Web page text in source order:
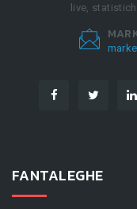
live,
FANTALEGHE